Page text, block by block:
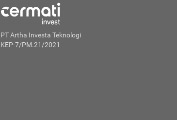
PT Artha Investa Teknologi
KEP-7/PM.21/2021